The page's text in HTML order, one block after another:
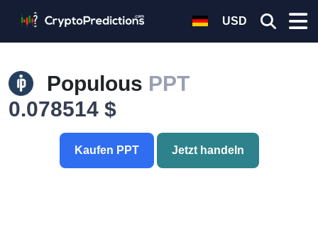
USD
Populous PPT
0.078514 $
Kaufen PPT Jetzt handeln